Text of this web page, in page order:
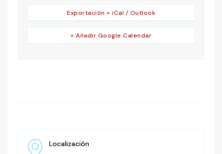
+ Añadir Google Calendar
Exportación + iCal / Outlook
Localización